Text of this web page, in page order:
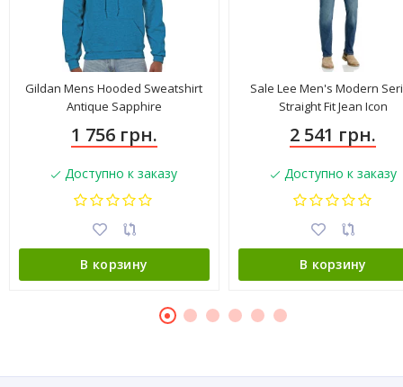
Gildan Mens Hooded Sweatshirt
Antique Sapphire
1 756 грн.
Доступно к заказу
В корзину
Sale Lee Men's Modern
Straight Fit Jean Icon
2 541 грн.
Доступно к заказу
В корзину